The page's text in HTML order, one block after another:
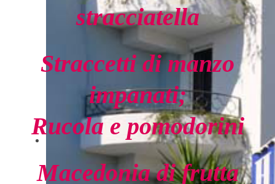
stracciatella
Straccetti di manzo
impanati;
Rucola e pomodorini
Macedonia di frutta